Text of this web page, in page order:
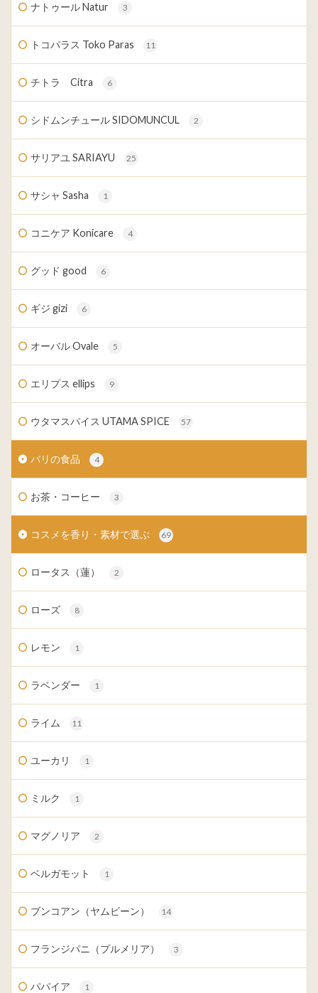
ナトゥール Natur 3
トコパラス Toko Paras 11
チトラ Citra 6
シドムンチュール SIDOMUNCUL 2
サリアユ SARIAYU 25
サシャ Sasha 1
コニケア Konicare 4
グッド good 6
ギジ gizi 6
オーバル Ovale 5
エリプス ellips 9
ウタマスパイス UTAMA SPICE 57
バリの食品 4
お茶・コーヒー 3
コスメを香り・素材で選ぶ 69
ロータス（蓮） 2
ローズ 8
レモン 1
ラベンダー 1
ライム 11
ユーカリ 1
ミルク 1
マグノリア 2
ベルガモット 1
ブンコアン（ヤムビーン） 14
フランジパニ（プルメリア） 3
パパイア 1